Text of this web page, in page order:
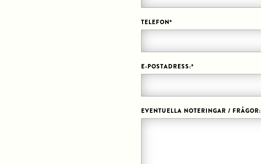
TELEFON*
E-POSTADRESS:*
EVENTUELLA NOTERINGAR / FRÅGOR: